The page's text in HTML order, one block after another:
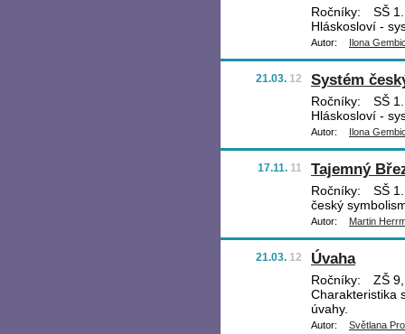
Ročníky:
SŠ
Hláskosloví -
Autor: Ilona
21.03. 12 Systém
Ročníky:
SŠ
Hláskosloví -
Autor: Ilona
17.11. 11 Tajemný
Ročníky:
SŠ
český
Autor: Martin
21.03. 12 Úvaha
Ročníky:
ZŠ
Charakteristika
úvahy.
Autor: Světlana